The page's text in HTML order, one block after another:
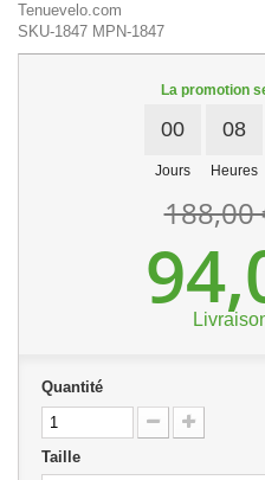
Tenuevelo.com
SKU-1847 MPN-1847
La promotion
00
Jours
08
Heures
188,00
Quantité
Taille